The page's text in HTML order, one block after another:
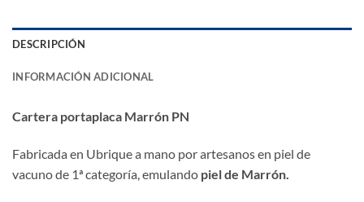
DESCRIPCIÓN
INFORMACIÓN ADICIONAL
Cartera portaplaca Marrón PN
Fabricada en Ubrique a mano por artesanos en piel de
vacuno de 1ª categoría, emulando piel de Marrón.